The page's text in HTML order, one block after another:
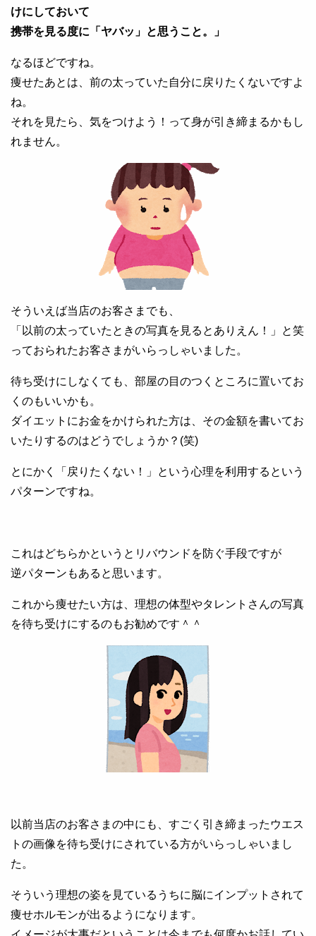
けにしておいて
携帯を見る度に「ヤバッ」と思うこと。」
なるほどですね。
痩せたあとは、前の太っていた自分に戻りたくないですよ
ね。
それを見たら、気をつけよう！って身が引き締まるかもし
れません。
そういえば当店のお客さまでも、
「以前の太っていたときの写真を見るとありえん！」と笑
っておられたお客さまがいらっしゃいました。
待ち受けにしなくても、部屋の目のつくところに置いてお
くのもいいかも。
ダイエットにお金をかけられた方は、その金額を書いてお
いたりするのはどうでしょうか？(笑)
とにかく「戻りたくない！」という心理を利用するという
パターンですね。
これはどちらかというとリバウンドを防ぐ手段ですが
逆パターンもあると思います。
これから痩せたい方は、理想の体型やタレントさんの写真
を待ち受けにするのもお勧めです＾＾
以前当店のお客さまの中にも、すごく引き締まったウエス
トの画像を待ち受けにされている方がいらっしゃいまし
た。
そういう理想の姿を見ているうちに脳にインプットされて
痩せホルモンが出るようになります。